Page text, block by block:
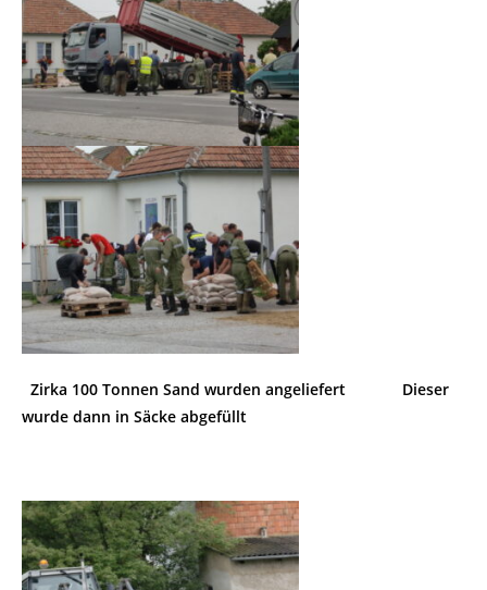
Zirka 100 Tonnen Sand wurden angeliefert Dieser
wurde dann in Säcke abgefüllt